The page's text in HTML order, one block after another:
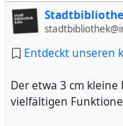
Entdeckt unseren
Der etwa 3 cm
vielfältigen